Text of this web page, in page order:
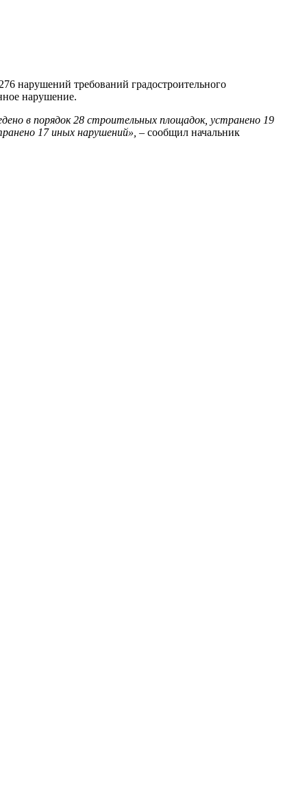
нарушений требований градостроительного
нарушение.
в порядок 28 строительных площадок, устранено 19
17 иных нарушений», – сообщил начальник